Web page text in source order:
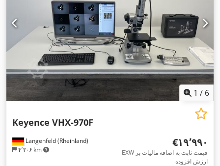
1 / 6
Langenfeld (Rheinland)
۴٬۳۰۶ km
Keyence VHX-970F
‎€۱۹٬۹۹۰
EXW قیمت ثابت به اضافه مالیات بر
ارزش افزوده